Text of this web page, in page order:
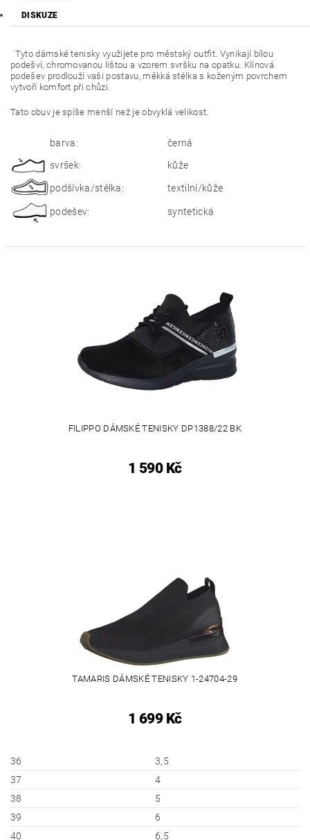
DISKUZE
Tyto dámské tenisky využijete pro městský outfit. Vynikají bílou
podešví, chromovanou lištou a vzorem svršku na opatku. Klínová
podešev prodlouží vaši postavu, měkká stélka s koženým povrchem
vytvoří komfort při chůzi.
Tato obuv je spíše menší než je obvyklá velikost.
barva:
černá
svršek:
kůže
podšívka/stélka: textilní/kůže
podešev: syntetická
FILIPPO DÁMSKÉ TENISKY DP1388/22 BK
1 590 Kč
TAMARIS DÁMSKÉ TENISKY 1-24704-29
1 699 Kč
36
3,5
37
4
38
5
39
6
40
6,5